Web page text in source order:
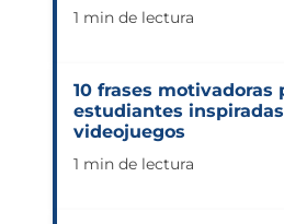
1 min de lectura
10 frases motivadoras
estudiantes
videojuegos
1 min de lectura